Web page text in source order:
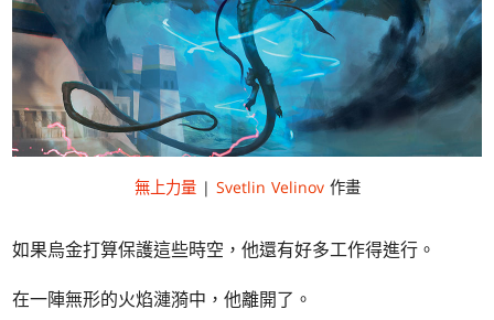
無上力量| Svetlin Velinov作畫
如果烏金打算保護這些時空，他還有好多工作得進行。
在一陣無形的火焰漣漪中，他離開了。